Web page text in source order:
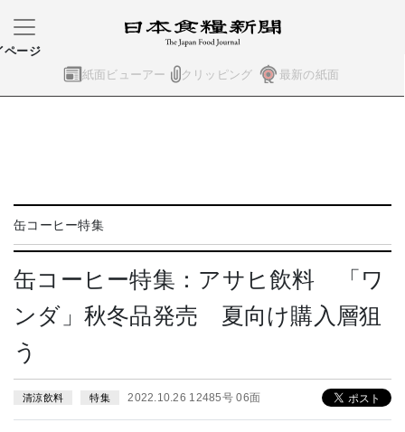
紙面ビューアー クリッピング 最新の紙面
ページ
缶コーヒー特集
缶コーヒー特集：アサヒ飲料 「ワ
ンダ」秋冬品発売 夏向け購入層狙
う
清涼飲料 特集 2022.10.26 12485号 06面